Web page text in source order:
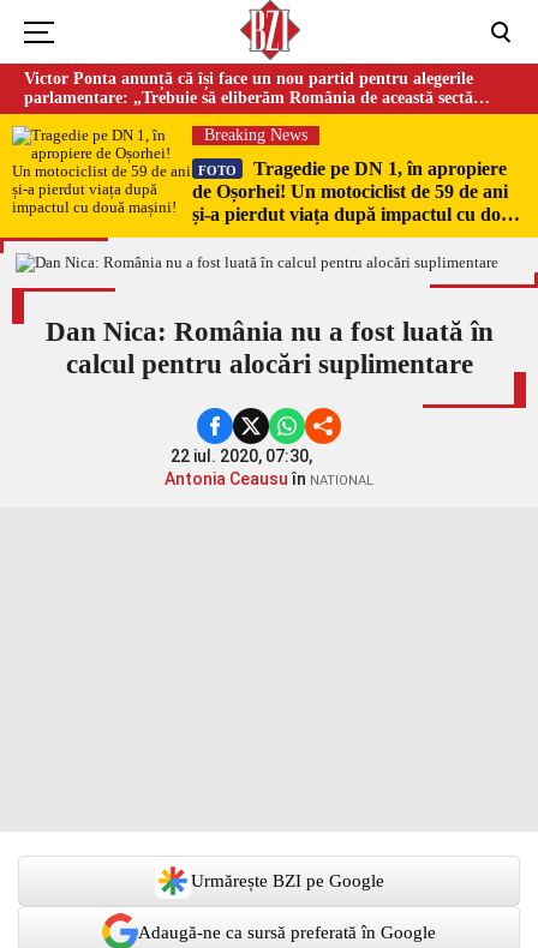
Victor Ponta anunță că își face un nou partid pentru alegerile
parlamentare: „Trebuie să eliberăm România de această sectă
globalistă”
Breaking News
FOTO
Tragedie pe DN 1, în apropiere
de Oșorhei! Un motociclist de 59 de ani
și-a pierdut viața după impactul cu două
mașini!
Dan Nica: România nu a fost luată în
calcul pentru alocări suplimentare
22 iul. 2020, 07:30,
Antonia Ceausuîn NATIONAL
Urmărește BZI pe Google
Adaugă-ne ca sursă preferată în Google